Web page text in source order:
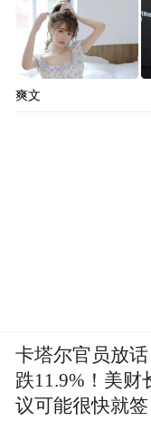
爽文
卡塔尔官员放
跌11.9%！美财
议可能很快就签